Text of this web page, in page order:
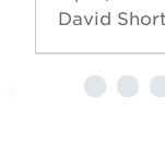
David